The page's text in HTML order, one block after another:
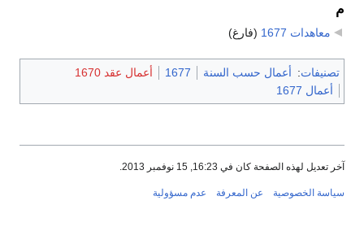
م
معاهدات 1677 (فارغ)
تصنيفات: أعمال حسب السنة 1677
أعمال عقد 1670
أعمال 1677
آخر تعديل لهذه الصفحة كان في 16:23, 15 نوفمبر 2013.
سياسة الخصوصية عن المعرفة عدم مسؤولية